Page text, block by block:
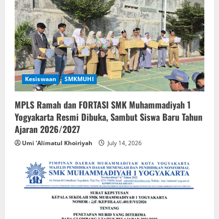
Kesiswaan SMKMUHI
MPLS Ramah dan FORTASI SMK Muhammadiyah 1
Yogyakarta Resmi Dibuka, Sambut Siswa Baru Tahun
Ajaran 2026/2027
Umi 'Alimatul Khoiriyah July 14, 2026